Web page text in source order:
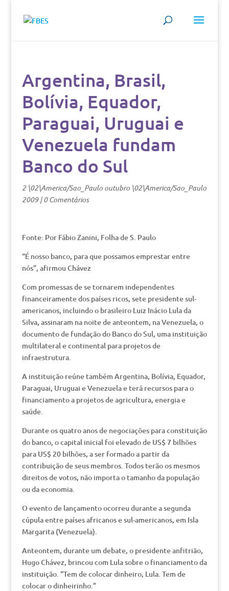
Argentina, Brasil,
Bolívia, Equador,
Paraguai, Uruguai e
Venezuela fundam
Banco do Sul
2 \02\America/Sao_Paulo outubro \02\America/Sao_Paulo
2009|0 Comentários
Fonte: Por Fábio Zanini, Folha de S. Paulo
“É nosso banco, para que possamos emprestar entre
nós”, afirmou Chávez
Com promessas de se tornarem independentes
financeiramente dos países ricos, sete presidente sul-
americanos, incluindo o brasileiro Luiz Inácio Lula da
Silva, assinaram na noite de anteontem, na Venezuela, o
documento de fundação do Banco do Sul, uma instituição
multilateral e continental para projetos de
infraestrutura.
A instituição reúne também Argentina, Bolívia, Equador,
Paraguai, Uruguai e Venezuela e terá recursos para o
financiamento a projetos de agricultura, energia e
saúde.
Durante os quatro anos de negociações para constituição
do banco, o capital inicial foi elevado de US$ 7 bilhões
para US$ 20 bilhões, a ser formado a partir da
contribuição de seus membros. Todos terão os mesmos
direitos de votos, não importa o tamanho da população
ou da economia.
O evento de lançamento ocorreu durante a segunda
cúpula entre países africanos e sul-americanos, em Isla
Margarita (Venezuela).
Anteontem, durante um debate, o presidente anfitrião,
Hugo Chávez, brincou com Lula sobre o financiamento da
instituição. “Tem de colocar dinheiro, Lula. Tem de
colocar o dinheirinho.”